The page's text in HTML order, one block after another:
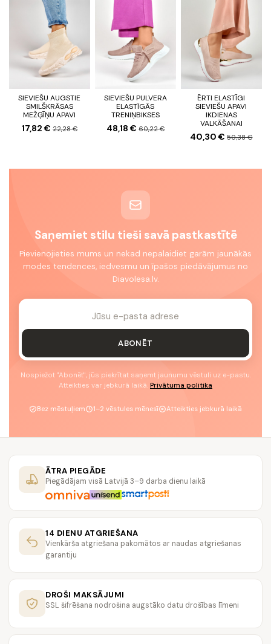
SIEVIEŠU AUGSTIE
SMILŠKRĀSAS
MEŽĢĪŅU APAVI
17,82 € 22,28 €
SIEVIEŠU PULVERA
ELASTĪGĀS
TRENIŅBIKSES
48,18 € 60,22 €
ĒRTI ELASTĪGI
SIEVIEŠU APAVI
IKDIENAS
VALKĀŠANAI
40,30 €50,38 €
Saņemiet stilu tieši savā pastkastītē
Pievienojieties mums un nekad nepalaidiet garām jaunākās
modes tendences, iedvesmu un īpašos piedāvājumus no
Diavolesa.lv.
ABONĒT
Nospiežot "Abonēt", jūs piekrītat saņemt jaunumu vēstuli uz e-pastu.
Atteikties var jebkurā laikā. Privātuma politika
Bez mēstuļiem 1–2 vēstules mēnesī Atteikties jebkurā laikā
ĀTRA PIEGĀDE
Piegādājam visā Latvijā 3–9 darba dienu laikā
14 DIENU ATGRIEŠANA
Vienkārša atgriešana pakomātos ar naudas atgriešanas
garantiju
DROŠI MAKSĀJUMI
SSL šifrēšana nodrošina augstāko datu drošības līmeni